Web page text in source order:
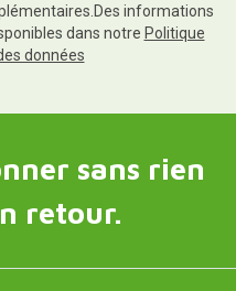
informations
dans notre Politique
données
sans rien
retour.